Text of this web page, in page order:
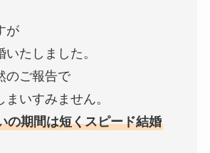
が
いたしました。
のご報告で
いすみません。
の期間は短くスピード結婚